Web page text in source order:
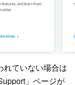
れていない場合は
」ページが